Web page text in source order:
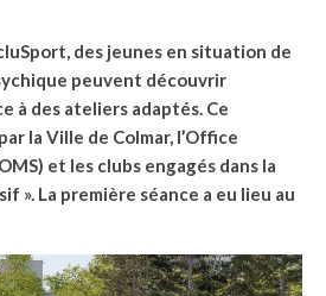
des jeunes en situation de
peuvent découvrir
à des ateliers adaptés. Ce
la Ville de Colmar, l’Office
et les clubs engagés dans la
». La première séance a eu lieu au